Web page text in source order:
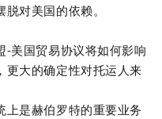
对美国的依赖。
-美国贸易协议将如何影响
更大的确定性对托运人来
上是赫伯罗特的重要业务